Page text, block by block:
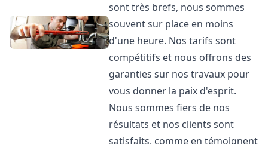
sont très brefs, nous sommes
souvent sur place en moins
d'une heure. Nos tarifs sont
compétitifs et nous offrons des
garanties sur nos travaux pour
vous donner la paix d'esprit.
Nous sommes fiers de nos
résultats et nos clients sont
satisfaits, comme en témoignent